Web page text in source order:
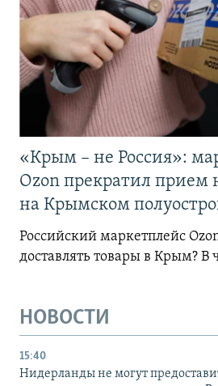
«Крым – не Россия»:
Ozon прекратил прием
на Крымском
Российский маркетплейс
доставлять товары в Крым? В
НОВОСТИ
15:40
Нидерланды не могут